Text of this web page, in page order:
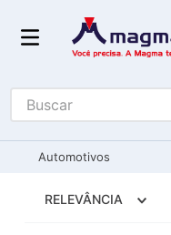
Buscar
Automotivos
RELEVÂNCIA